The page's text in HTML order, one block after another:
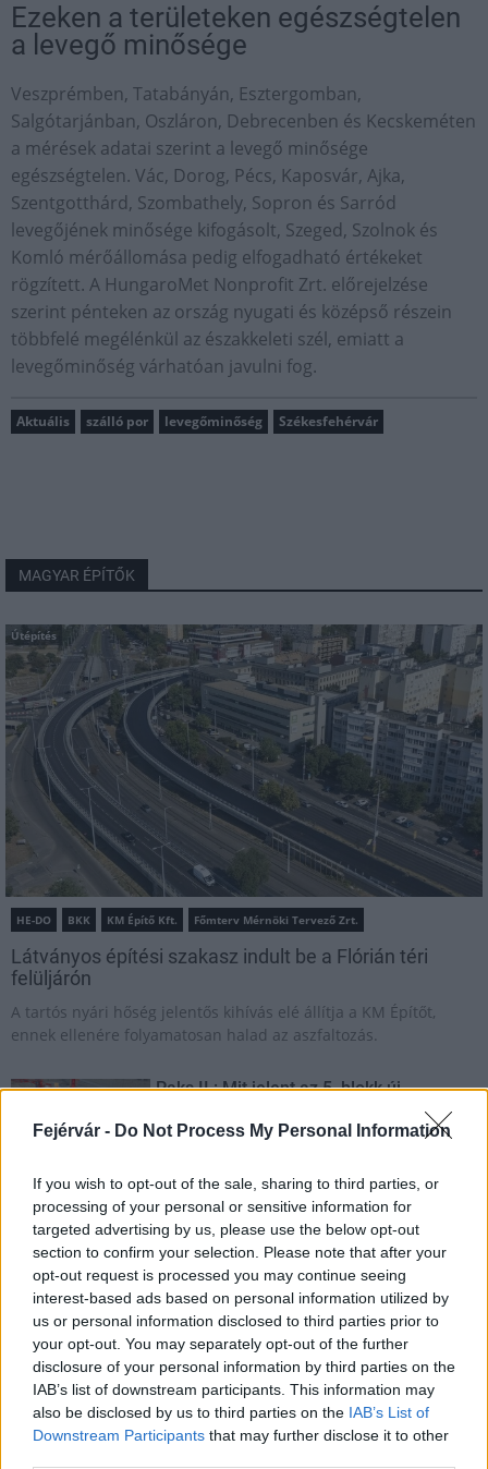
Fejérvár - Do Not Process My Personal Information
If you wish to opt-out of the sale, sharing to third parties, or
processing of your personal or sensitive information for
targeted advertising by us, please use the below opt-out
section to confirm your selection. Please note that after your
opt-out request is processed you may continue seeing
interest-based ads based on personal information utilized by
us or personal information disclosed to third parties prior to
your opt-out. You may separately opt-out of the further
disclosure of your personal information by third parties on the
IAB’s list of downstream participants. This information may
also be disclosed by us to third parties on the IAB’s List of
Downstream Participants that may further disclose it to other
Ezeken a területeken egészségtelen
a levegő minősége
Veszprémben, Tatabányán, Esztergomban,
Salgótarjánban, Oszláron, Debrecenben és Kecskeméten
a mérések adatai szerint a levegő minősége
egészségtelen. Vác, Dorog, Pécs, Kaposvár, Ajka,
Szentgotthárd, Szombathely, Sopron és Sarród
levegőjének minősége kifogásolt, Szeged, Szolnok és
Komló mérőállomása pedig elfogadható értékeket
rögzített. A HungaroMet Nonprofit Zrt. előrejelzése
szerint pénteken az ország nyugati és középső részein
többfelé megélénkül az északkeleti szél, emiatt a
levegőminőség várhatóan javulni fog.
Aktuális szálló por levegőminőség Székesfehérvár
MAGYAR ÉPÍTŐK
Útépítés
HE-DO BKK KM Építő Kft. Főmterv Mérnöki Tervező Zrt.
Látványos építési szakasz indult be a Flórián téri
felüljárón
A tartós nyári hőség jelentős kihívás elé állítja a KM Építőt,
ennek ellenére folyamatosan halad az aszfaltozás.
Paks II.: Mit jelent az 5. blokk új
árnyékában?
Elkészült a Liszt Ferenc repülőtér
közelében lévő logisztikai bázis út- és
közműhálózatának fejlesztése
Látlelet a hazai víziközművekről?
Egyetlen, fél évszázados vezetéken
múlt Bicske vízellátása
Épített öröksége megújításával is készül